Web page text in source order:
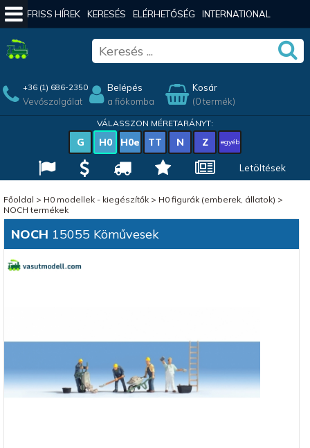
FRISS HÍREK KERESÉS ELÉRHETŐSÉG INTERNATIONAL
+36 (1) 686-2350
Vevőszolgálat
Belépés
a fiókomba
Kosár
(0 termék)
VÁLASSZON MÉRETARÁNYT:
G H0 H0e TT N Z egyéb
Letöltések
Főoldal > H0 modellek - kiegészítők> H0 figurák (emberek, állatok) >
NOCH termékek
NOCH 15055 Köművesek